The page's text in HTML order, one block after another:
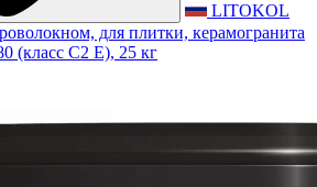
LITOKOL
для плитки, керамогранита
(класс С2 E), 25 кг